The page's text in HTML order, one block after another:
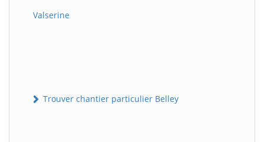
Valserine
Trouver chantier particulier Belley